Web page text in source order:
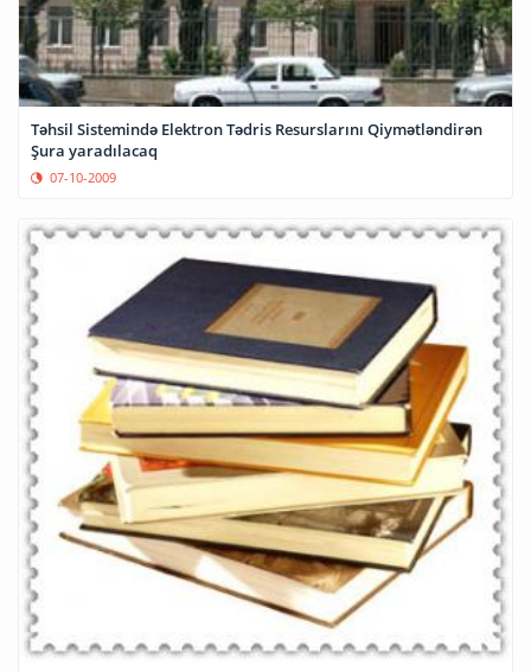
Təhsil Sistemində Elektron Tədris Resurslarını Qiymətləndirən
Şura yaradılacaq
07-10-2009